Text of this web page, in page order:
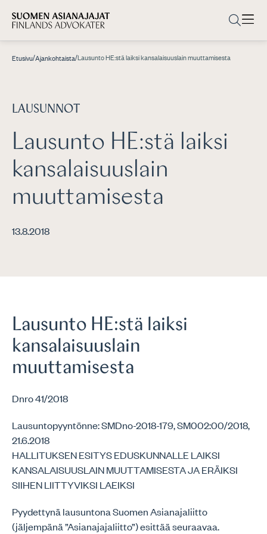
Etusivu/Ajankohtaista/Lausunto HE:stä laiksi kansalaisuuslain muuttamisesta
LAUSUNNOT
Lausunto HE:stä laiksi
kansalaisuuslain
muuttamisesta
13.8.2018
Lausunto HE:stä laiksi
kansalaisuuslain
muuttamisesta
Dnro 41/2018
Lausuntopyyntönne: SMDno-2018-179, SM002:00/2018,
21.6.2018
HALLITUKSEN ESITYS EDUSKUNNALLE LAIKSI
KANSALAISUUSLAIN MUUTTAMISESTA JA ERÄIKSI
SIIHEN LIITTYVIKSI LAEIKSI
Pyydettynä lausuntona Suomen Asianajaliitto
(jäljempänä ”Asianajajaliitto”) esittää seuraavaa.